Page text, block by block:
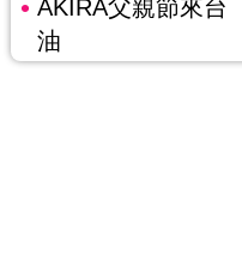
AKIRA父親節來
油